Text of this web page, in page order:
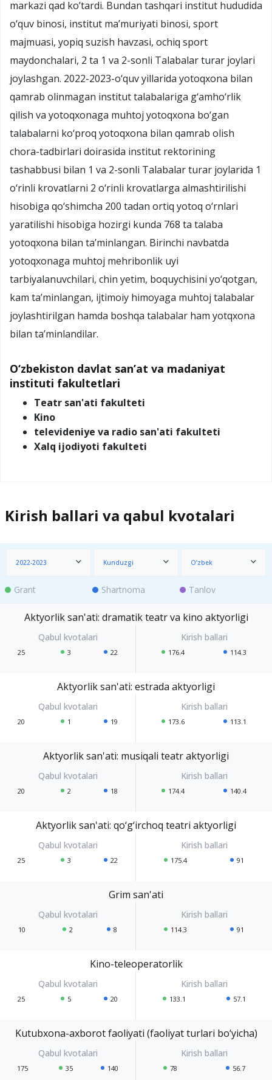
markazi qad ko’tardi. Bundan tashqari institut hududida
о‘quv binosi, institut ma’muriyati binosi, sport
majmuasi, yopiq suzish havzasi, ochiq sport
maydonchalari, 2 ta 1 va 2-sonli Talabalar turar joylari
joylashgan. 2022-2023-о‘quv yillarida yotoqxona bilan
qamrab olinmagan institut talabalariga g‘amho‘rlik
qilish va yotoqxonaga muhtoj yotoqxona bo‘gan
talabalarni ko‘proq yotoqxona bilan qamrab olish
chora-tadbirlari doirasida institut rektorining
tashabbusi bilan 1 va 2-sonli Talabalar turar joylarida 1
o‘rinli krovatlarni 2 o‘rinli krovatlarga almashtirilishi
hisobiga qo‘shimcha 200 tadan ortiq yotoq o‘rnlari
yaratilishi hisobiga hozirgi kunda 768 ta talaba
yotoqxona bilan ta’minlangan. Birinchi navbatda
yotoqxonaga muhtoj mehribonlik uyi
tarbiyalanuvchilari, chin yetim, boquychisini yo‘qotgan,
kam ta’minlangan, ijtimoiy himoyaga muhtoj talabalar
joylashtirilgan hamda boshqa talabalar ham yotqxona
bilan ta’minlandilar.
O‘zbekiston davlat san’at va madaniyat
instituti fakultetlari
Teatr san'ati fakulteti
Kino
televideniye va radio san'ati fakulteti
Xalq ijodiyoti fakulteti
Kirish ballari va qabul kvotalari
2022-2023 Kunduzgi O‘zbek
Grant Shartnoma Tanlov
Aktyorlik san'ati: dramatik teatr va kino aktyorligi
25 3 22 176.4 114.3
Aktyorlik san'ati: estrada aktyorligi
20 1 19 173.6 113.1
Aktyorlik san'ati: musiqali teatr aktyorligi
20 2 18 174.4 140.4
Aktyorlik san'ati: qo‘g‘irchoq teatri aktyorligi
25 3 22 175.4 91
Grim san'ati
10 2 8 114.3 91
Kino-teleoperatorlik
25 5 20 133.1 57.1
Kutubxona-axborot faoliyati (faoliyat turlari bo‘yicha)
175 35 140 78 56.7